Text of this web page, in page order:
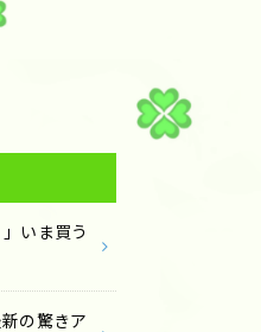
いま買う
の驚きア